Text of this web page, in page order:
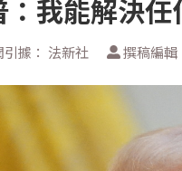
我能解決任
引據： 法新社 撰稿編輯